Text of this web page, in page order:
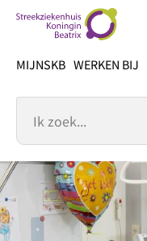
inhoud
MIJNSKB WERKEN BIJ